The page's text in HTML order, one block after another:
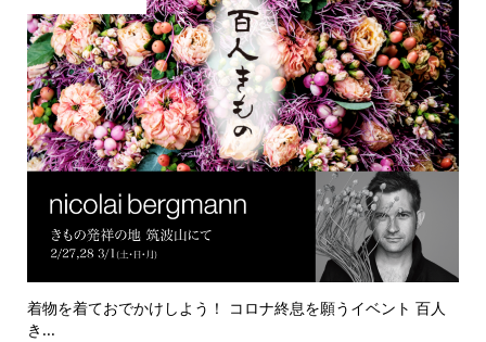
着物を着ておでかけしよう！ コロナ終息を願うイベント 百人
き...